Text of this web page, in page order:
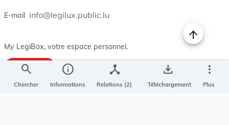
search
Chercher
info
Informations
device_hub
Relations (2)
save_alt
Téléchargement
more_vert
Plus
E-mail info@legilux.public.lu
My LegiBox, votre espace personnel.
Se connecter
Enregistrer et organiser vos actes préférés, enregistrer vos